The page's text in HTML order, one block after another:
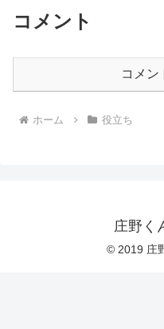
コメント
コメン
ホーム 役立ち
庄野く
© 2019 庄